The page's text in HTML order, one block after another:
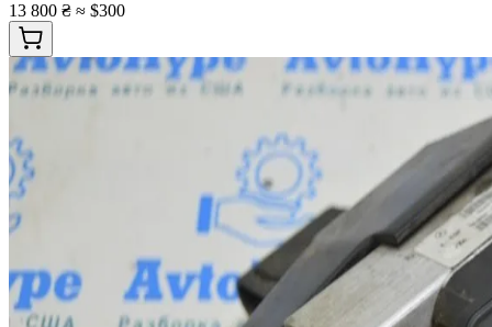
13 800 ₴ ≈ $300